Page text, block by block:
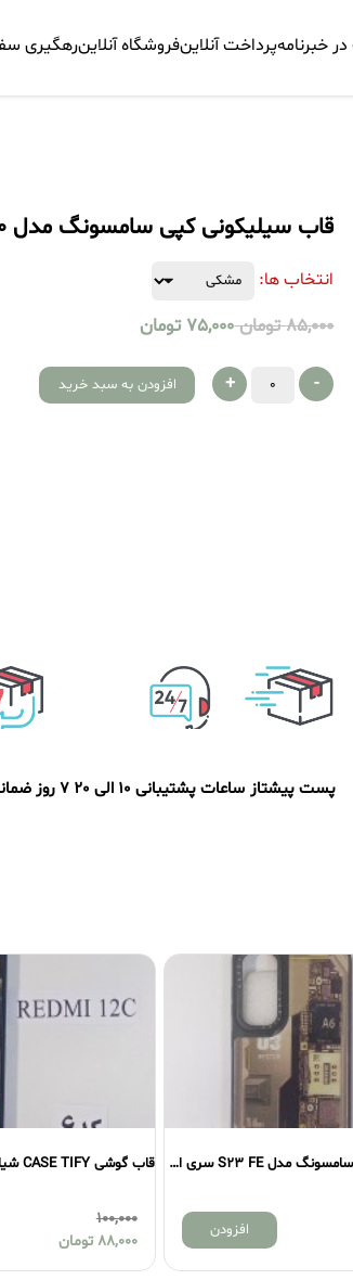
خبرنامهپرداخت آنلاینفروشگاه آنلاینرهگیری
قاب سیلیکونی کپی سامسونگ مدل M20
انتخاب ها:
85,000 تومان 75,000 تومان
-
+ افزودن به سبد خرید
پست پیشتاز ساعات پشتیبانی 10 الی 20 7 روز ضمانت
قاب گوشی CASE TIFY سامسونگ مدل S23 FE سری اول
100,000
88,000
تومان